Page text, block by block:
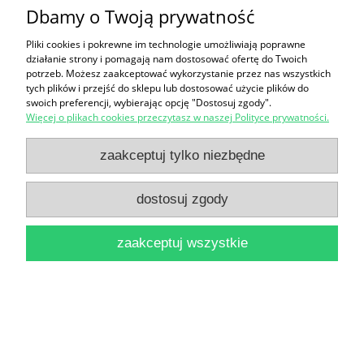
Zapach psiej sierści / Wojciech Żukrowski
16,90 zł
Dbamy o Twoją prywatność
Pliki cookies i pokrewne im technologie umożliwiają poprawne
działanie strony i pomagają nam dostosować ofertę do Twoich
potrzeb. Możesz zaakceptować wykorzystanie przez nas wszystkich
tych plików i przejść do sklepu lub dostosować użycie plików do
swoich preferencji, wybierając opcję "Dostosuj zgody".
Więcej o plikach cookies przeczytasz w naszej Polityce prywatności.
zaakceptuj tylko niezbędne
dostosuj zgody
zaakceptuj wszystkie